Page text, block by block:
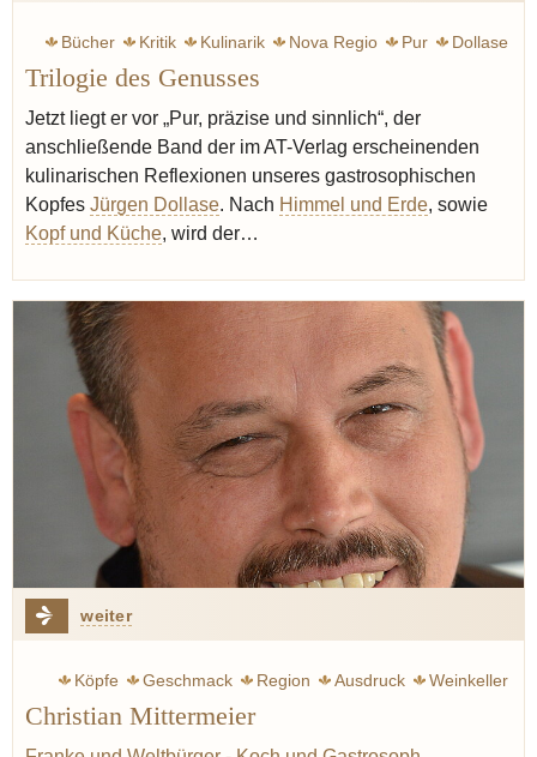
Bücher Kritik Kulinarik Nova Regio Pur Dollase
Trilogie des Genusses
Jetzt liegt er vor „Pur, präzise und sinnlich“, der
anschließende Band der im AT-Verlag erscheinenden
kulinarischen Reflexionen unseres gastrosophischen
Kopfes Jürgen Dollase. Nach Himmel und Erde, sowie
Kopf und Küche, wird der…
weiter
Köpfe Geschmack Region Ausdruck Weinkeller
Christian Mittermeier